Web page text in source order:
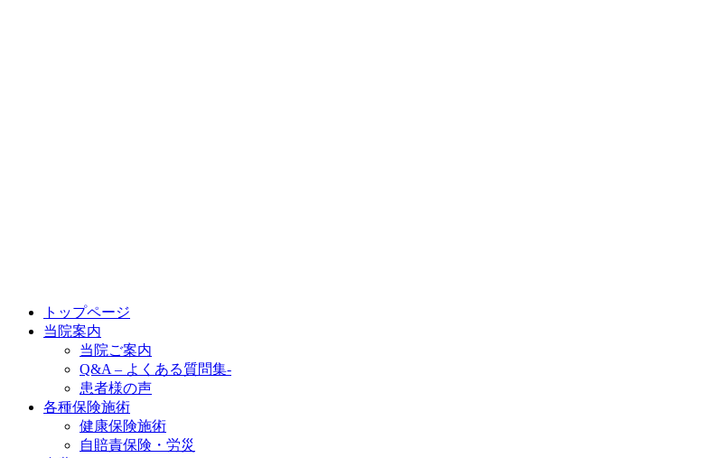
トップページ
当院案内
当院ご案内
Q&A – よくある質問集-
患者様の声
各種保険施術
健康保険施術
自賠責保険・労災